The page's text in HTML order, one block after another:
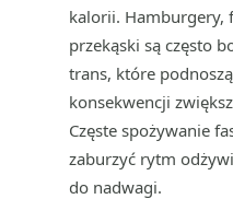
kalorii. Hamburgery,
przekąski są często
trans, które
konsekwencji
Częste spożywanie
zaburzyć rytm
do nadwagi.